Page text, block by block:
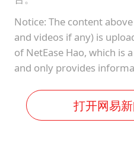
Notice: The content
and videos if any) is
of NetEase Hao, which is
and only provides
打开网易